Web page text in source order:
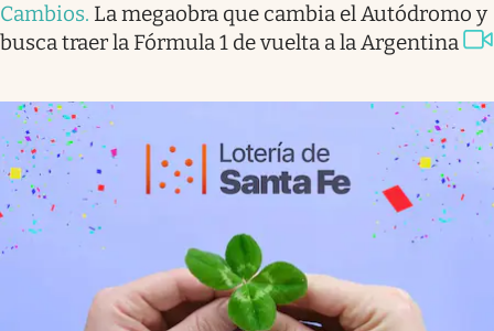
Cambios. La megaobra que cambia el Autódromo y
busca traer la Fórmula 1 de vuelta a la Argentina